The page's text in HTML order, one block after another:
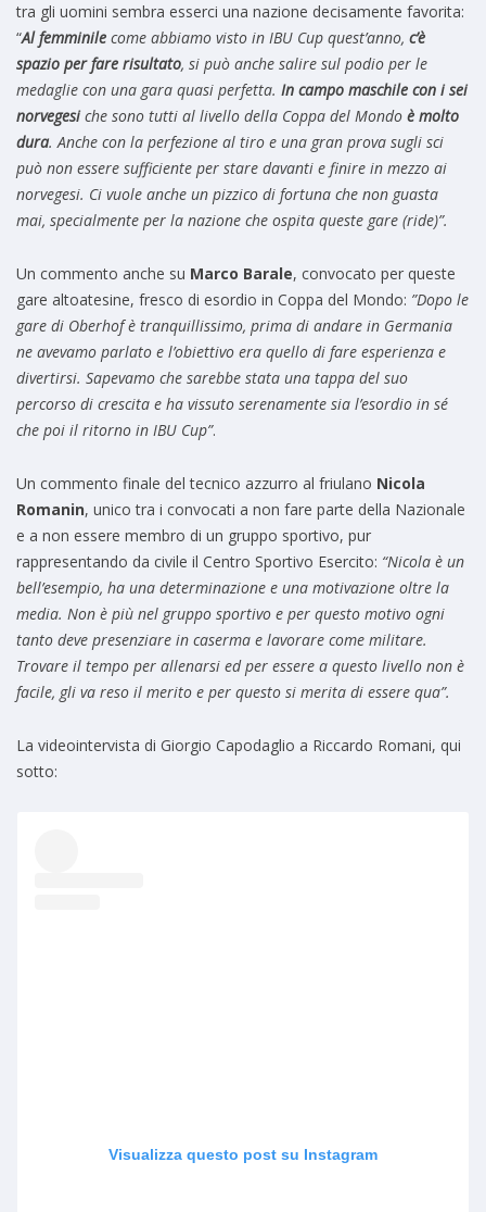
tra gli uomini sembra esserci una nazione decisamente favorita:
“Al femminile come abbiamo visto in IBU Cup quest’anno, c’è
spazio per fare risultato, si può anche salire sul podio per le
medaglie con una gara quasi perfetta. In campo maschile con i sei
norvegesiche sono tutti al livello della Coppa del Mondo è molto
dura. Anche con la perfezione al tiro e una gran prova sugli sci
può non essere sufficiente per stare davanti e finire in mezzo ai
norvegesi. Ci vuole anche un pizzico di fortuna che non guasta
mai, specialmente per la nazione che ospita queste gare (ride)”.
Un commento anche su Marco Barale, convocato per queste
gare altoatesine, fresco di esordio in Coppa del Mondo: ”Dopo le
gare di Oberhof è tranquillissimo, prima di andare in Germania
ne avevamo parlato e l’obiettivo era quello di fare esperienza e
divertirsi. Sapevamo che sarebbe stata una tappa del suo
percorso di crescita e ha vissuto serenamente sia l’esordio in sé
che poi il ritorno in IBU Cup”.
Un commento finale del tecnico azzurro al friulano Nicola
Romanin, unico tra i convocati a non fare parte della Nazionale
e a non essere membro di un gruppo sportivo, pur
rappresentando da civile il Centro Sportivo Esercito: “Nicola è un
bell’esempio, ha una determinazione e una motivazione oltre la
media. Non è più nel gruppo sportivo e per questo motivo ogni
tanto deve presenziare in caserma e lavorare come militare.
Trovare il tempo per allenarsi ed per essere a questo livello non è
facile, gli va reso il merito e per questo si merita di essere qua”.
La videointervista di Giorgio Capodaglio a Riccardo Romani, qui
sotto:
Visualizza questo post su Instagram